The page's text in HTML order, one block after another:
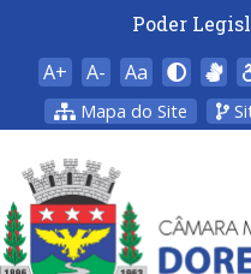
Poder
A+ A- Aa
Mapa do Site